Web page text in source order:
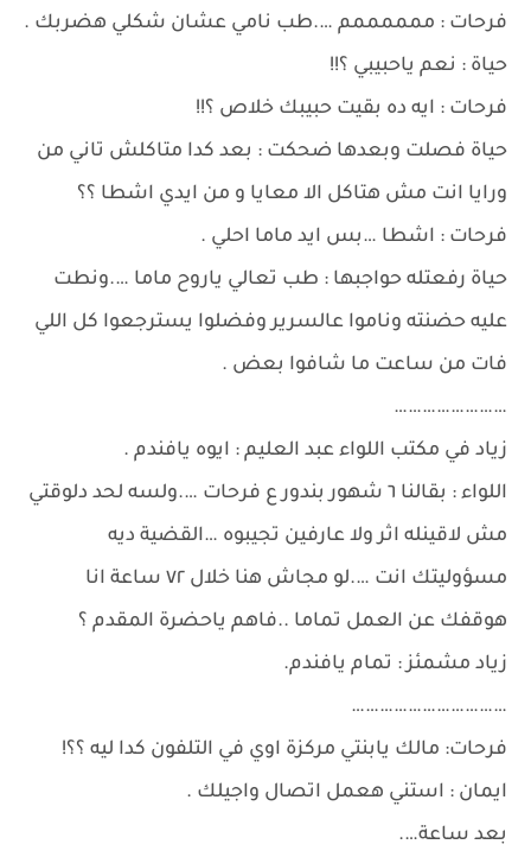
فرحات : ممممممم ….طب نامي عشان شكلي هضربك .
حياة : نعم ياحبيبي ؟!!
فرحات : ايه ده بقيت حبيبك خلاص ؟!!
حياة فصلت وبعدها ضحكت : بعد كدا متاكلش تاني من
ورايا انت مش هتاكل الا معايا و من ايدي اشطا ؟؟
فرحات : اشطا …بس ايد ماما احلي .
حياة رفعتله حواجبها : طب تعالي ياروح ماما ….ونطت
عليه حضنته وناموا عالسرير وفضلوا يسترجعوا كل اللي
فات من ساعت ما شافوا بعض .
……………………
زياد في مكتب اللواء عبد العليم : ايوه يافندم .
اللواء : بقالنا ٦ شهور بندور ع فرحات ….ولسه لحد دلوقتي
مش لاقينله اثر ولا عارفين تجيبوه …القضية ديه
مسؤوليتك انت ….لو مجاش هنا خلال ٧٢ ساعة انا
هوقفك عن العمل تماما ..فاهم ياحضرة المقدم ؟
زياد مشمئز : تمام يافندم.
……………………………
فرحات: مالك يابنتي مركزة اوي في التلفون كدا ليه ؟؟!
ايمان : استني هعمل اتصال واجيلك .
بعد ساعة….